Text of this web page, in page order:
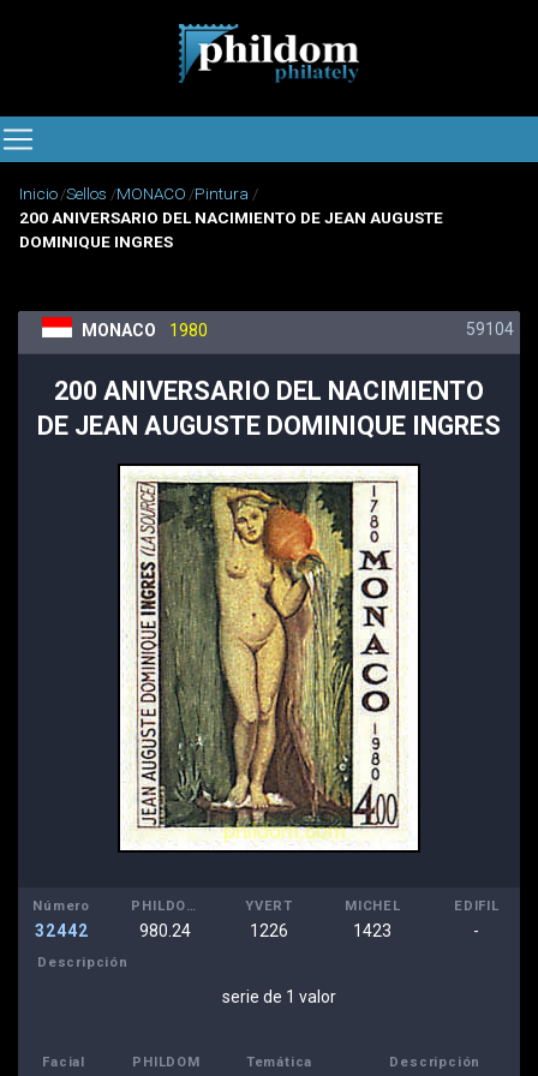
Inicio Sellos MONACO Pintura
200 ANIVERSARIO DEL NACIMIENTO DE JEAN AUGUSTE
DOMINIQUE INGRES
MONACO 1980 59104
200 ANIVERSARIO DEL NACIMIENTO
DE JEAN AUGUSTE DOMINIQUE INGRES
Número
32442
PHILDOM
980.24
YVERT
1226
MICHEL
1423
EDIFIL
-
Descripción
serie de 1 valor
Facial PHILDOM Temática Descripción